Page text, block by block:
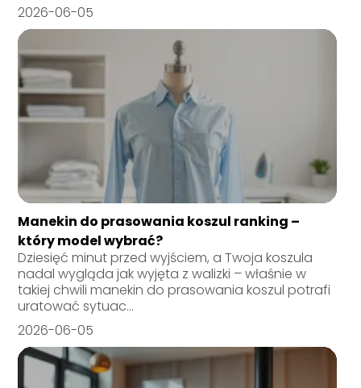
2026-06-05
Manekin do prasowania koszul ranking –
który model wybrać?
Dziesięć minut przed wyjściem, a Twoja koszula
nadal wygląda jak wyjęta z walizki – właśnie w
takiej chwili manekin do prasowania koszul potrafi
uratować sytuac...
2026-06-05